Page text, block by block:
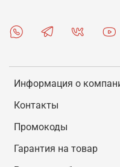
Информация о
Контакты
Промокоды
Гарантия на товар